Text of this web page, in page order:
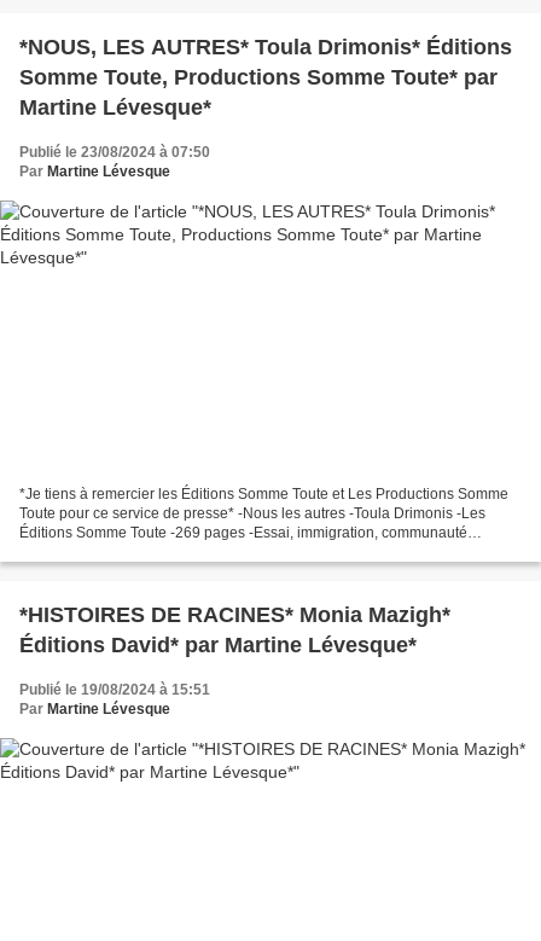
*NOUS, LES AUTRES* Toula Drimonis* Éditions
Somme Toute, Productions Somme Toute* par
Martine Lévesque*
Publié le 23/08/2024 à 07:50
Par Martine Lévesque
*Je tiens à remercier les Éditions Somme Toute et Les Productions Somme
Toute pour ce service de presse* -Nous les autres -Toula Drimonis -Les
Éditions Somme Toute -269 pages -Essai, immigration, communauté
*HISTOIRES DE RACINES* Monia Mazigh*
Éditions David* par Martine Lévesque*
Publié le 19/08/2024 à 15:51
Par Martine Lévesque